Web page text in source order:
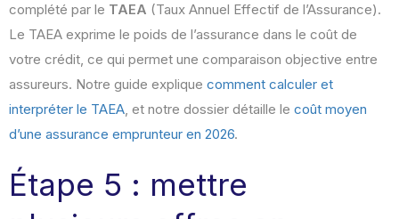
complété par le TAEA (Taux Annuel Effectif de l’Assurance).
Le TAEA exprime le poids de l’assurance dans le coût de
votre crédit, ce qui permet une comparaison objective entre
assureurs. Notre guide explique comment calculer et
interpréter le TAEA, et notre dossier détaille le coût moyen
d’une assurance emprunteur en 2026.
Étape 5 : mettre